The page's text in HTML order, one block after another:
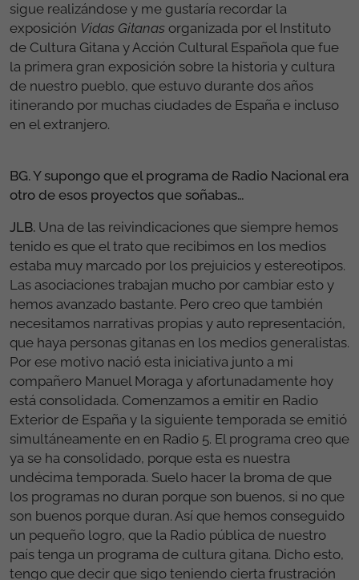
sigue realizándose y me gustaría recordar la
exposición Vidas Gitanas organizada por el Instituto
de Cultura Gitana y Acción Cultural Española que fue
la primera gran exposición sobre la historia y cultura
de nuestro pueblo, que estuvo durante dos años
itinerando por muchas ciudades de España e incluso
en el extranjero.
BG. Y supongo que el programa de Radio Nacional era
otro de esos proyectos que soñabas…
JLB. Una de las reivindicaciones que siempre hemos
tenido es que el trato que recibimos en los medios
estaba muy marcado por los prejuicios y estereotipos.
Las asociaciones trabajan mucho por cambiar esto y
hemos avanzado bastante. Pero creo que también
necesitamos narrativas propias y auto representación,
que haya personas gitanas en los medios generalistas.
Por ese motivo nació esta iniciativa junto a mi
compañero Manuel Moraga y afortunadamente hoy
está consolidada. Comenzamos a emitir en Radio
Exterior de España y la siguiente temporada se emitió
simultáneamente en en Radio 5. El programa creo que
ya se ha consolidado, porque esta es nuestra
undécima temporada. Suelo hacer la broma de que
los programas no duran porque son buenos, si no que
son buenos porque duran. Así que hemos conseguido
un pequeño logro, que la Radio pública de nuestro
país tenga un programa de cultura gitana. Dicho esto,
tengo que decir que sigo teniendo cierta frustración